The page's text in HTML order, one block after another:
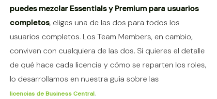
puedes mezclar Essentials y Premium para usuarios
completos, eliges una de las dos para todos los
usuarios completos. Los Team Members, en cambio,
conviven con cualquiera de las dos. Si quieres el detalle
de qué hace cada licencia y cómo se reparten los roles,
lo desarrollamos en nuestra guía sobre las
licencias de Business Central.